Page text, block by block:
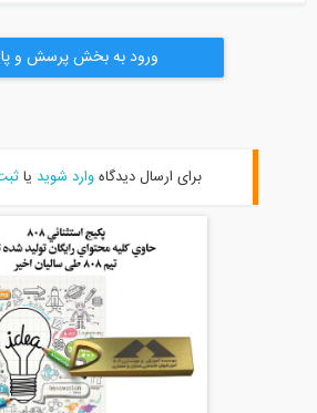
ورود به بخش پرسش و
برای ارسال دیدگاهوارد شویدیا